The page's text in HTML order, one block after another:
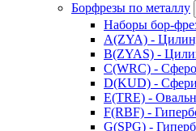
Борфрезы по металлу
Наборы бор-
A(ZYA) -
B(ZYAS) -
C(WRC) -
D(KUD) -
E(TRE) -
F(RBF) -
G(SPG) -